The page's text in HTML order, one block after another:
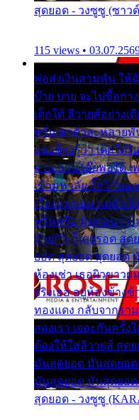
สุดยอด - วงซูซู (ซาว
115 views •
พ่อส่งเงินสามพัน ให้
บ๊าย บาย จะไปซื้อกา
เด็กใต้ ลีวายส์อย่างเ
หวั่น ตกตัวละหลายพั
และต้องรู้ว่า เด็กใต้ไ
ยวน กวนโอ๊ยพอได้ เ
เข้ามหาลัย จิ๊กโก๊มอ
เรื่องแน่นอน แต่ฉันไ
พรั่นพรือ มันตอบว่าไ
ด้วยกัน ก็เลยรอด สุ
ยอด สุดยอด สุดยอด
ห้องเช่า เธอผิวขาว
จริงเธอ อยู่ห้องข้างข้
ทองแดง กลับจากรา
สองเรา เจอะกันครั้ง
ต้องให้ใส่ลีวายส์ สุด
มันสุดยอด มันสุดยอ
มันสุดยอด มันสุดยอ
สุดยอด - วงซูซู